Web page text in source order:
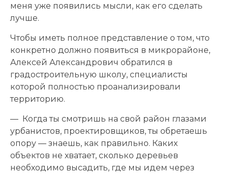
меня уже появились мысли, как его сделать
лучше.
Чтобы иметь полное представление о том, что
конкретно должно появиться в микрорайоне,
Алексей Александрович обратился в
градостроительную школу, специалисты
которой полностью проанализировали
территорию.
— Когда ты смотришь на свой район глазами
урбанистов, проектировщиков, ты обретаешь
опору — знаешь, как правильно. Каких
объектов не хватает, сколько деревьев
необходимо высадить, где мы идем через